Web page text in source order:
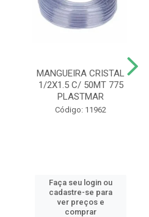
MANGUEIRA CRISTAL
1/2X1.5 C/ 50MT 775
PLASTMAR
Código: 11962
Faça seu login ou
cadastre-se para
ver preços e
comprar